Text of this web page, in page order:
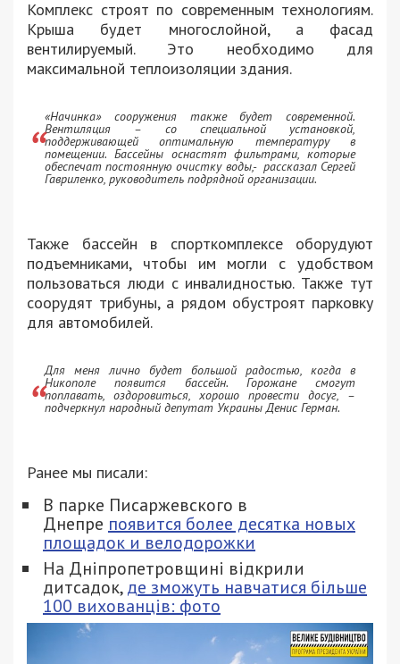
Комплекс строят по современным технологиям.
Крыша будет многослойной, а фасад
вентилируемый. Это необходимо для
максимальной теплоизоляции здания.
«Начинка» сооружения также будет современной.
Вентиляция – со специальной установкой,
поддерживающей оптимальную температуру в
помещении. Бассейны оснастят фильтрами, которые
обеспечат постоянную очистку воды,- рассказал Сергей
Гавриленко, руководитель подрядной организации.
Также бассейн в спорткомплексе оборудуют
подъемниками, чтобы им могли с удобством
пользоваться люди с инвалидностью. Также тут
соорудят трибуны, а рядом обустроят парковку
для автомобилей.
Для меня лично будет большой радостью, когда в
Никополе появится бассейн. Горожане смогут
поплавать, оздоровиться, хорошо провести досуг, –
подчеркнул народный депутат Украины Денис Герман.
Ранее мы писали:
В парке Писаржевского в
Днепре появится более десятка новых
площадок и велодорожки
На Дніпропетровщині відкрили
дитсадок,де зможуть навчатися більше
100 вихованців: фото